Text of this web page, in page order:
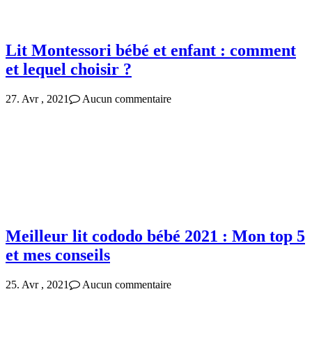
Lit Montessori bébé et enfant : comment
et lequel choisir ?
27. Avr , 2021 Aucun commentaire
Meilleur lit cododo bébé 2021 : Mon top 5
et mes conseils
25. Avr , 2021 Aucun commentaire